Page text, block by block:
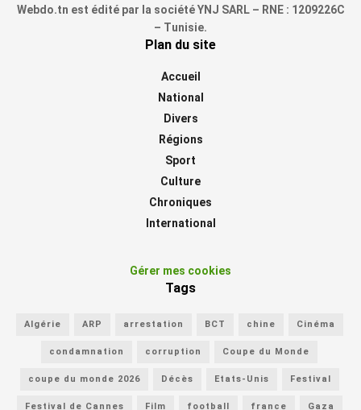
Webdo.tn est édité par la société YNJ SARL – RNE : 1209226C
– Tunisie.
Plan du site
Accueil
National
Divers
Régions
Sport
Culture
Chroniques
International
Gérer mes cookies
Tags
Algérie ARP arrestation BCT chine Cinéma
condamnation corruption Coupe du Monde
coupe du monde 2026 Décès Etats-Unis Festival
Festival de Cannes Film football france Gaza